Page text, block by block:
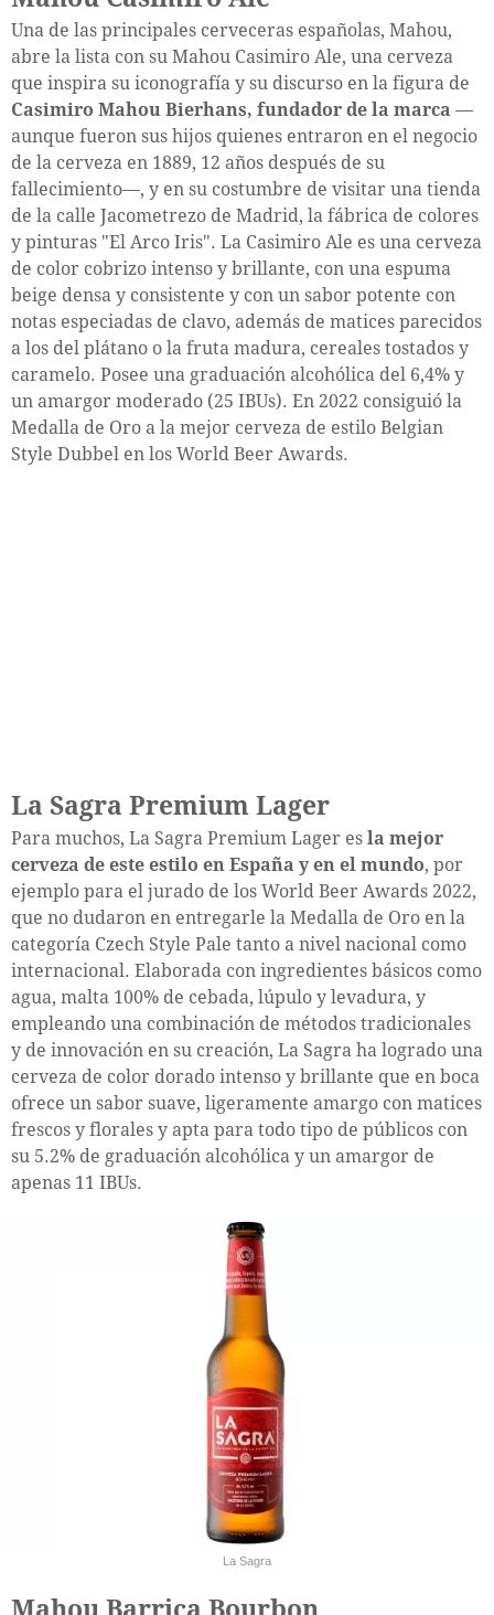
Una de las principales cerveceras españolas, Mahou,
abre la lista con su Mahou Casimiro Ale, una cerveza
que inspira su iconografía y su discurso en la figura de
Casimiro Mahou Bierhans, fundador de la marca —
aunque fueron sus hijos quienes entraron en el negocio
de la cerveza en 1889, 12 años después de su
fallecimiento—, y en su costumbre de visitar una tienda
de la calle Jacometrezo de Madrid, la fábrica de colores
y pinturas "El Arco Iris". La Casimiro Ale es una cerveza
de color cobrizo intenso y brillante, con una espuma
beige densa y consistente y con un sabor potente con
notas especiadas de clavo, además de matices parecidos
a los del plátano o la fruta madura, cereales tostados y
caramelo. Posee una graduación alcohólica del 6,4% y
un amargor moderado (25 IBUs). En 2022 consiguió la
Medalla de Oro a la mejor cerveza de estilo Belgian
Style Dubbel en los World Beer Awards.
La Sagra Premium Lager
Para muchos, La Sagra Premium Lager es la mejor
cerveza de este estilo en España y en el mundo, por
ejemplo para el jurado de los World Beer Awards 2022,
que no dudaron en entregarle la Medalla de Oro en la
categoría Czech Style Pale tanto a nivel nacional como
internacional. Elaborada con ingredientes básicos como
agua, malta 100% de cebada, lúpulo y levadura, y
empleando una combinación de métodos tradicionales
y de innovación en su creación, La Sagra ha logrado una
cerveza de color dorado intenso y brillante que en boca
ofrece un sabor suave, ligeramente amargo con matices
frescos y florales y apta para todo tipo de públicos con
su 5.2% de graduación alcohólica y un amargor de
apenas 11 IBUs.
La Sagra